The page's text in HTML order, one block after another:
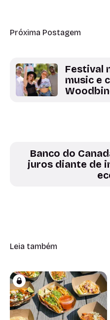
Próxima Postagem
Festival
music e
Banco do
juros diante de
Leia também